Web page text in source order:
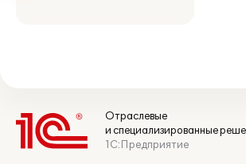
Отраслевые
и специализированные
1С:Предприятие